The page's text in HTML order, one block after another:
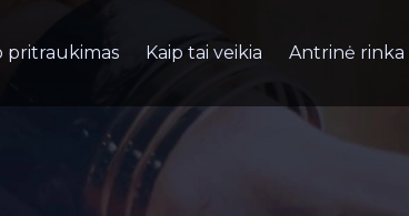
pritraukimas Kaip tai veikia Antrinė rinka